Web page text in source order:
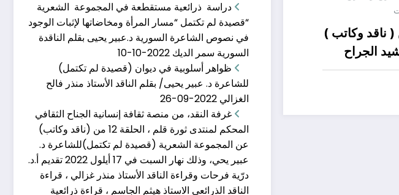
( ناقد وكاتب )
الجراح
الدكتور
الحلقة الرابعة عشر�
مارس 11, 2023
الحلقة الرابعة عشرة من ناقد وكاتب نهار السبت 11
اذكروا محاسن موتاك�
دراسة ذرائعية مستقطعة في المجموعة الشعرية
“قصيدة لم تكتمل “مسار المرأة ومخاضاتها لإثبات الوجود
في نصوص الشاعرة السورية د.عبير يحيى بقلم الناقدة
السورية سمر الديك 2022-10-10
ظواهر أسلوبية في ديوان (قصيدة لم تكتمل)
للشاعرة د. عبير يحيى/ بقلم الناقد الأستاذ منذر فالح
الغزالي 2022-09-26
غرفة النقد، من منصة ثقافة إنسانية الجناح الثقافي
المحكم لمنتدى ثورة قلم ، الحلقة 12 من (ناقد وكاتب)
عن المجموعة الشعرية (قصيدة لم تكتمل)للشاعرة د.
عبير يحي، وذلك نهار السبت في 17 أيلول 2022 تقديم أ.د.
درّية فرحات وقراءة الناقد الأستاذ منذر غزالي ، قراءة
الناقد الذرائعي الاستاذ هيثم الجاسم ، قراءة ذرائعية